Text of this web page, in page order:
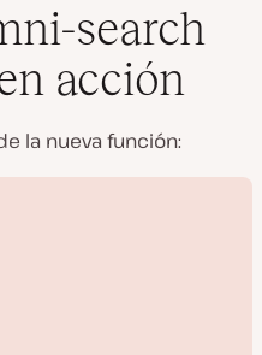
search
acción
la nueva función: